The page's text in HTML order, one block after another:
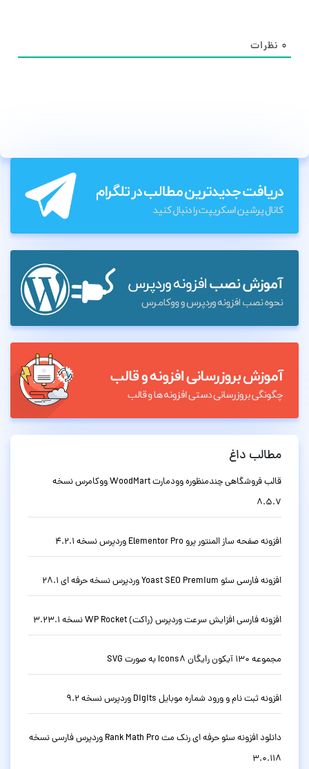
۰ نظرات
مطالب داغ
قالب فروشگاهی چندمنظوره وودمارت WoodMart ووکامرس نسخه
8.5.7
افزونه صفحه ساز المنتور پرو Elementor Pro وردپرس نسخه 4.2.1
افزونه فارسی سئو Yoast SEO Premium وردپرس نسخه حرفه ای 28.1
افزونه فارسی افزایش سرعت وردپرس (راکت) WP Rocket نسخه 3.23.1
مجموعه 130 آیکون رایگان Icons8 به صورت SVG
افزونه ثبت نام و ورود شماره موبایل Digits وردپرس نسخه 9.2
دانلود افزونه سئو حرفه ای رنک مث Rank Math Pro وردپرس فارسی نسخه
3.0.118